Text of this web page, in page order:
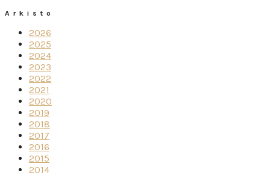
Arkisto
2026
2025
2024
2023
2022
2021
2020
2019
2018
2017
2016
2015
2014